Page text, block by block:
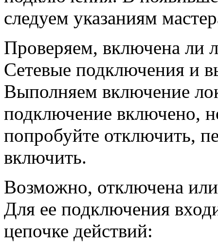
следуем указаниям
Проверяем, включена ли
Сетевые подключения и
Выполняем включение
подключение включено,
попробуйте отключить,
включить.
Возможно, отключена или
Для ее подключения
цепочке действий: